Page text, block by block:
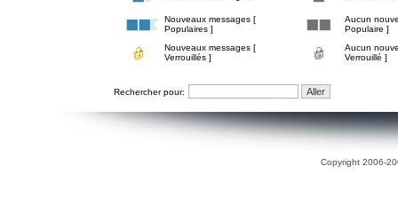
Nouveaux messages [
Populaires ]
Aucun
Populaire ]
Nouveaux messages [
Verrouillés ]
Aucun
Verrouillé ]
Rechercher pour:
Copyright 2006-